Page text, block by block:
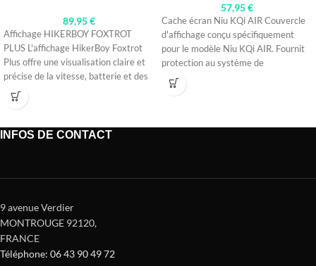
89,95€
Affichage HIKERBOY FOXTROT
PLUS L'affichage HikerBoy Foxtrot
Plus offre une visualisation claire et
précise de la vitesse, batterie et des
57,95€
Cache écran Niu KQi AIR Couvercle
d'affichage conçu spécifiquement
pour le modèle Niu KQi AIR. Fournit
protection au système de
INFOS DE CONTACT
9 avenue Verdier
MONTROUGE 92120,
FRANCE
Téléphone: 06 43 90 49 72